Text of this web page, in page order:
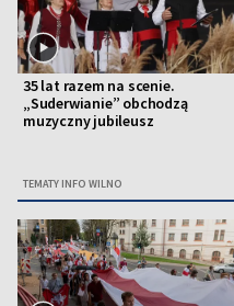
35 lat razem na scenie.
„Suderwianie” obchodzą
muzyczny jubileusz
TEMATY INFO WILNO